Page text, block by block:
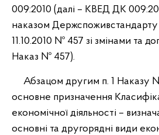
009:2010 (далі – КВЕД ДК
наказом Держспоживстандарту
11.10.2010 № 457 зі змінами та
Наказ № 457).
Абзацом другим п. 1 Наказу
основне призначення
економічної діяльності –
основні та другорядні види